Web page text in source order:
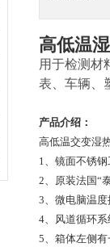
高低温
用于检测材
表、车辆、
产品介绍：
高低温交变湿
1、镜面不锈钢
2、原装法国“
3、微电脑温度
4、风道循环系
5、箱体左侧有